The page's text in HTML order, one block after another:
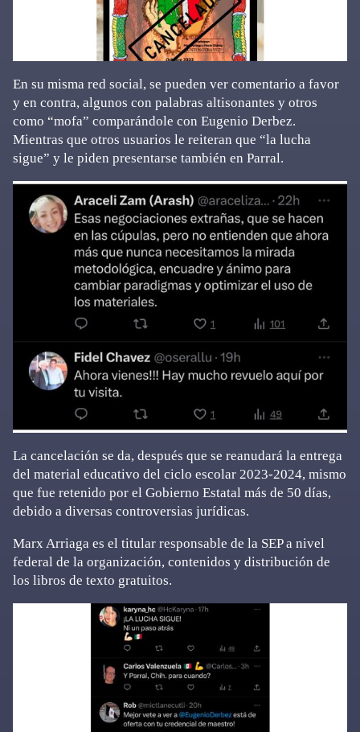
En su misma red social, se pueden ver comentario a favor
y en contra, algunos con palabras altisonantes y otros
como “mofa” comparándole con Eugenio Derbez.
Mientras que otros usuarios le reiteran que “la lucha
sigue” y le piden presentarse también en Parral.
La cancelación se da, después que se reanudará la entrega
del material educativo del ciclo escolar 2023-2024, mismo
que fue retenido por el Gobierno Estatal más de 50 días,
debido a diversas controversias jurídicas.
Marx Arriaga es el titular responsable de la SEP a nivel
federal de la organización, contenidos y distribución de
los libros de texto gratuitos.